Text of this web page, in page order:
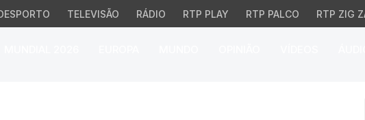
TELEVISÃO RÁDIO RTP PLAY RTP PALCO RTP ZIG
baixa capacidade de